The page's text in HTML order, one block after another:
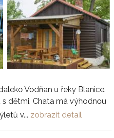
Vodňan u řeky Blanice.
dětmi. Chata má výhodnou
v... zobrazit detail